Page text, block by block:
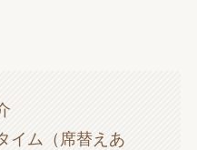
イム（席替えあ